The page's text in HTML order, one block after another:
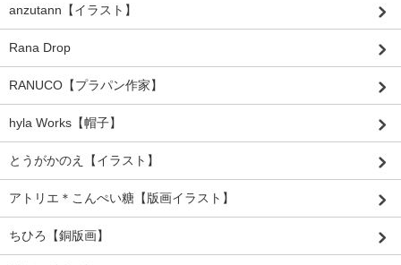
anzutann【イラスト】
Rana Drop
RANUCO【プラパン作家】
hyla Works【帽子】
とうがかのえ【イラスト】
アトリエ＊こんぺい糖【版画イラスト】
ちひろ【銅版画】